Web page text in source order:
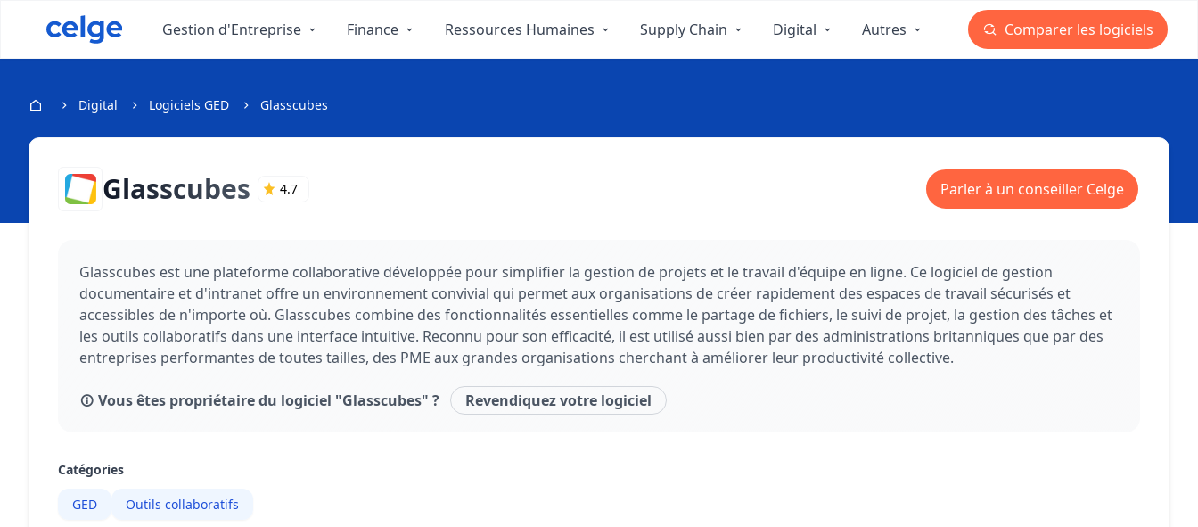
Gestion d'Entreprise Finance Ressources Humaines Supply Chain Digital Autres Comparer les logiciels
Digital Logiciels GED Glasscubes
Glasscubes 4.7 Parler à un conseiller Celge
Glasscubes est une plateforme collaborative développée pour simplifier la gestion de projets et le travail d'équipe en ligne. Ce logiciel de gestion
documentaire et d'intranet offre un environnement convivial qui permet aux organisations de créer rapidement des espaces de travail sécurisés et
accessibles de n'importe où. Glasscubes combine des fonctionnalités essentielles comme le partage de fichiers, le suivi de projet, la gestion des tâches et
les outils collaboratifs dans une interface intuitive. Reconnu pour son efficacité, il est utilisé aussi bien par des administrations britanniques que par des
entreprises performantes de toutes tailles, des PME aux grandes organisations cherchant à améliorer leur productivité collective.
Vous êtes propriétaire du logiciel "Glasscubes" ? Revendiquez votre logiciel
Catégories
GED Outils collaboratifs